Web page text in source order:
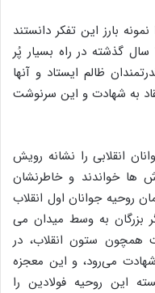
بارز این تفکر دانستند
و افزودند: اینکه ملت ایران در طول ۴۰ سال گذشته در راه بسیار پُر
ظالم ایستاد و آنها
به شهادت و این سرنوشت
انقلابی را نشانه رویش
ها خواندند و خاطرنشان
روحیه جوانان اول انقلاب
بزرگان به وسط میدان می
ستون انقلاب، در
می‌رود، و این معجزه
این روحیه فولادین را